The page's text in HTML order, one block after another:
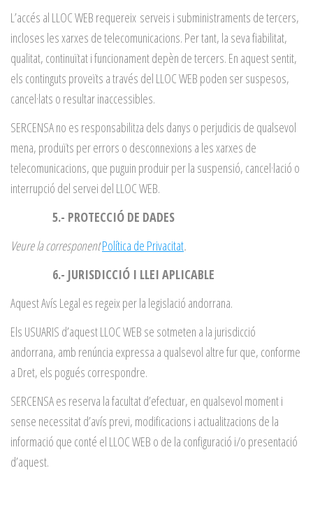
L’accés al LLOC WEB requereix serveis i subministraments de tercers,
incloses les xarxes de telecomunicacions. Per tant, la seva fiabilitat,
qualitat, continuïtat i funcionament depèn de tercers. En aquest sentit,
els continguts proveïts a través del LLOC WEB poden ser suspesos,
cancel·lats o resultar inaccessibles.
SERCENSA no es responsabilitza dels danys o perjudicis de qualsevol
mena, produïts per errors o desconnexions a les xarxes de
telecomunicacions, que puguin produir per la suspensió, cancel·lació o
interrupció del servei del LLOC WEB.
5.- PROTECCIÓ DE DADES
Veure la corresponentPolítica de Privacitat.
6.- JURISDICCIÓ I LLEI APLICABLE
Aquest Avís Legal es regeix per la legislació andorrana.
Els USUARIS d’aquest LLOC WEB se sotmeten a la jurisdicció
andorrana, amb renúncia expressa a qualsevol altre fur que, conforme
a Dret, els pogués correspondre.
SERCENSA es reserva la facultat d’efectuar, en qualsevol moment i
sense necessitat d’avís previ, modificacions i actualitzacions de la
informació que conté el LLOC WEB o de la configuració i/o presentació
d’aquest.